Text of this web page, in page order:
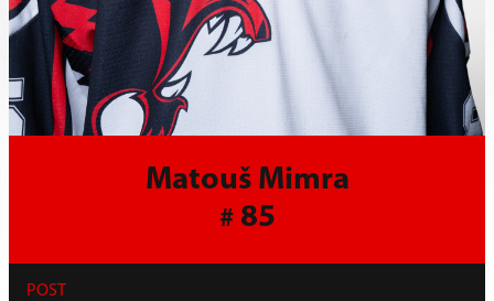
Matouš Mimra
# 85
POST